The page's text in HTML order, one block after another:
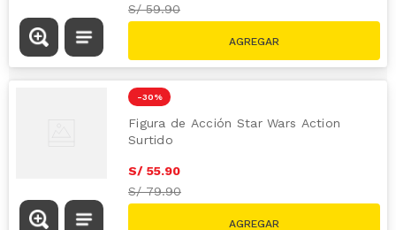
S/59.90
-30 %
Figura de Acción Star Wars Action
Surtido
S/ 55.90
S/79.90